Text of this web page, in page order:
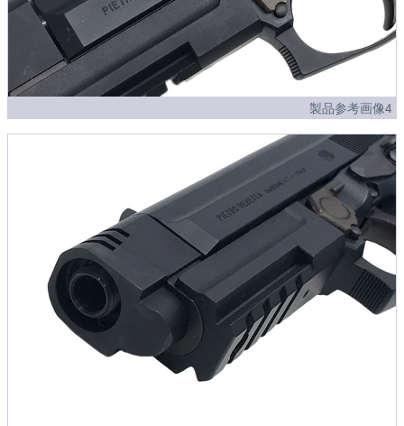
製品参考画像4